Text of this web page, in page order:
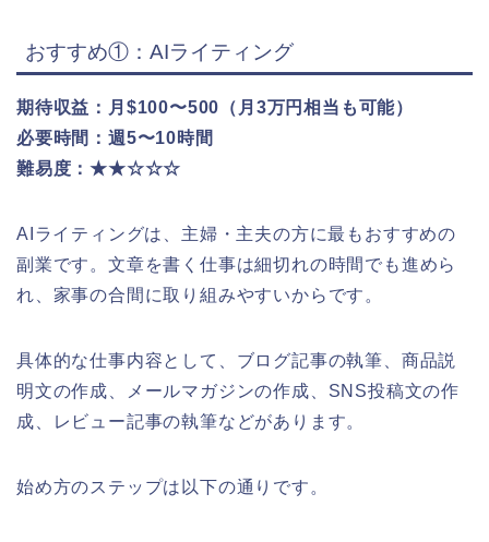
おすすめ①：AIライティング
期待収益：月$100〜500（月3万円相当も可能）
必要時間：週5〜10時間
難易度：★★☆☆☆
AIライティングは、主婦・主夫の方に最もおすすめの
副業です。文章を書く仕事は細切れの時間でも進めら
れ、家事の合間に取り組みやすいからです。
具体的な仕事内容として、ブログ記事の執筆、商品説
明文の作成、メールマガジンの作成、SNS投稿文の作
成、レビュー記事の執筆などがあります。
始め方のステップは以下の通りです。